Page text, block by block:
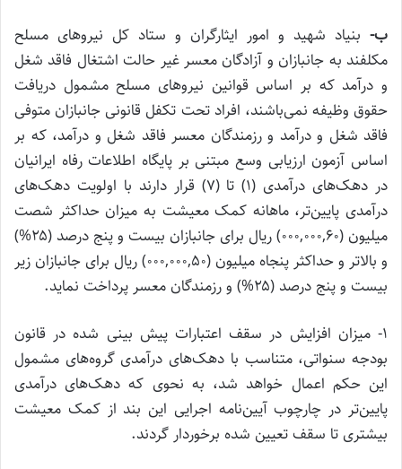
ب‌- بنیاد شهید و امور ایثارگران و ستاد کل نیرو‌های مسلح
مکلفند به جانبازان و آزادگان معسر غیر حالت اشتغال فاقد شغل
و درآمد که بر اساس قوانین نیرو‌های مسلح مشمول دریافت
حقوق وظیفه نمی‌باشند، افراد تحت تکفل قانونی جانبازان متوفی
فاقد شغل و درآمد و رزمندگان معسر فاقد شغل و درآمد، که بر
اساس آزمون ارزیابی وسع مبتنی بر پایگاه اطلاعات رفاه ایرانیان
در دهک‌های درآمدی (۱) تا (۷) قرار دارند با اولویت دهک‌های
درآمدی پایین‌تر، ماهانه کمک معیشت به میزان حداکثر شصت
میلیون (۰۰۰,۰۰۰,۶۰) ریال برای جانبازان بیست و پنج درصد (۲۵%)
و بالاتر و حداکثر پنجاه میلیون (۰۰۰,۰۰۰,۵۰) ریال برای جانبازان زیر
بیست و پنج درصد (۲۵%) و رزمندگان معسر پرداخت نماید.
۱‌- میزان افزایش در سقف اعتبارات پیش بینی شده در قانون
بودجه سنواتی، متناسب با دهک‌های درآمدی گروه‌های مشمول
این حکم اعمال خواهد شد، به نحوی که دهک‌های درآمدی
پایین‌تر در چارچوب آیین‌نامه اجرایی این بند از کمک معیشت
بیشتری تا سقف تعیین شده برخوردار گردند.